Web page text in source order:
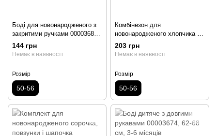
Боді для новонародженого з
закритими ручками 00003680,
50-56 см, 0-1 місяць
144 грн
Немає в наявності
Розмір
50-56
Комбінезон для
новонародженого хлопчика з
закритими ручками 00003677,
50-56 см, 0-1 місяць
203 грн
Немає в наявності
Розмір
50-56